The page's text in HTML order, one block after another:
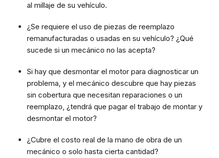
al millaje de su vehículo.
¿Se requiere el uso de piezas de reemplazo
remanufacturadas o usadas en su vehículo? ¿Qué
sucede si un mecánico no las acepta?
Si hay que desmontar el motor para diagnosticar un
problema, y el mecánico descubre que hay piezas
sin cobertura que necesitan reparaciones o un
reemplazo, ¿tendrá que pagar el trabajo de montar y
desmontar el motor?
¿Cubre el costo real de la mano de obra de un
mecánico o solo hasta cierta cantidad?